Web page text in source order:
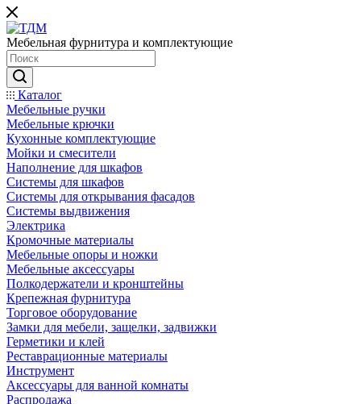
Мебельная фурнитура и комплектующие
Каталог
Мебельные ручки
Мебельные крючки
Кухонные комплектующие
Мойки и смесители
Наполнение для шкафов
Cистемы для шкафов
Системы для открывания фасадов
Системы выдвижения
Электрика
Кромочные материалы
Мебельные опоры и ножки
Мебельные аксессуары
Полкодержатели и кронштейны
Крепежная фурнитура
Торговое оборудование
Замки для мебели, защелки, задвижки
Герметики и клей
Реставрационные материалы
Инструмент
Аксессуары для ванной комнаты
Распродажа